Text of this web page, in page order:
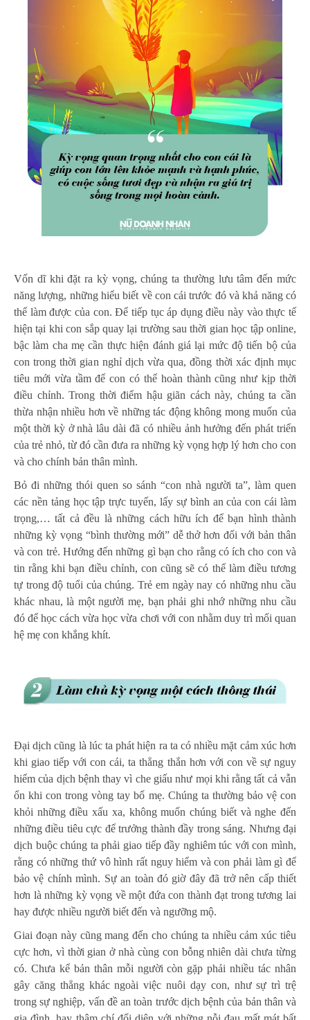
Vốn dĩ khi đặt ra kỳ vọng, chúng ta thường lưu tâm đến mức
năng lượng, những hiểu biết về con cái trước đó và khả năng có
thể làm được của con. Để tiếp tục áp dụng điều này vào thực tế
hiện tại khi con sắp quay lại trường sau thời gian học tập online,
bậc làm cha mẹ cần thực hiện đánh giá lại mức độ tiến bộ của
con trong thời gian nghỉ dịch vừa qua, đồng thời xác định mục
tiêu mới vừa tầm để con có thể hoàn thành cũng như kịp thời
điều chỉnh. Trong thời điểm hậu giãn cách này, chúng ta cần
thừa nhận nhiều hơn về những tác động không mong muốn của
một thời kỳ ở nhà lâu dài đã có nhiều ảnh hưởng đến phát triển
của trẻ nhỏ, từ đó cần đưa ra những kỳ vọng hợp lý hơn cho con
và cho chính bản thân mình.
Bỏ đi những thói quen so sánh “con nhà người ta”, làm quen
các nền tảng học tập trực tuyến, lấy sự bình an của con cái làm
trọng,… tất cả đều là những cách hữu ích để bạn hình thành
những kỳ vọng “bình thường mới” dễ thở hơn đối với bản thân
và con trẻ. Hướng đến những gì bạn cho rằng có ích cho con và
tin rằng khi bạn điều chỉnh, con cũng sẽ có thể làm điều tương
tự trong độ tuổi của chúng. Trẻ em ngày nay có những nhu cầu
khác nhau, là một người mẹ, bạn phải ghi nhớ những nhu cầu
đó để học cách vừa học vừa chơi với con nhằm duy trì mối quan
hệ mẹ con khắng khít.
Đại dịch cũng là lúc ta phát hiện ra ta có nhiều mặt cảm xúc hơn
khi giao tiếp với con cái, ta thẳng thắn hơn với con về sự nguy
hiểm của dịch bệnh thay vì che giấu như mọi khi rằng tất cả vẫn
ổn khi con trong vòng tay bố mẹ. Chúng ta thường bảo vệ con
khỏi những điều xấu xa, không muốn chúng biết và nghe đến
những điều tiêu cực để trưởng thành đầy trong sáng. Nhưng đại
dịch buộc chúng ta phải giao tiếp đầy nghiêm túc với con mình,
rằng có những thứ vô hình rất nguy hiểm và con phải làm gì để
bảo vệ chính mình. Sự an toàn đó giờ đây đã trở nên cấp thiết
hơn là những kỳ vọng về một đứa con thành đạt trong tương lai
hay được nhiều người biết đến và ngưỡng mộ.
Giai đoạn này cũng mang đến cho chúng ta nhiều cảm xúc tiêu
cực hơn, vì thời gian ở nhà cùng con bỗng nhiên dài chưa từng
có. Chưa kể bản thân mỗi người còn gặp phải nhiều tác nhân
gây căng thẳng khác ngoài việc nuôi dạy con, như sự trì trệ
trong sự nghiệp, vấn đề an toàn trước dịch bệnh của bản thân và